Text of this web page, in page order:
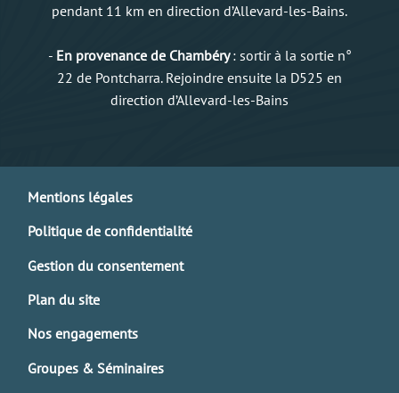
pendant 11 km en direction d’Allevard-les-Bains.
- En provenance de Chambéry: sortir à la sortie n°
22 de Pontcharra. Rejoindre ensuite la D525 en
direction d’Allevard-les-Bains
Mentions légales
Politique de confidentialité
Gestion du consentement
Plan du site
Nos engagements
Groupes & Séminaires